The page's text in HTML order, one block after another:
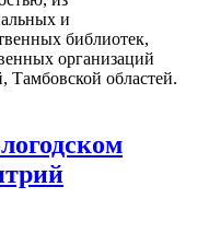
и
библиотек,
организаций
Тамбовской областей.